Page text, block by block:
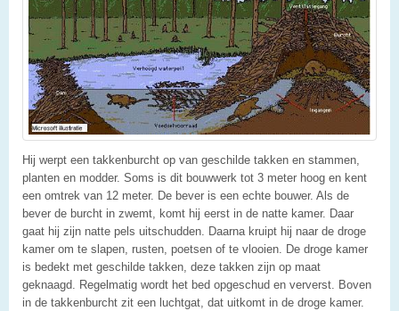
Hij werpt een takkenburcht op van geschilde takken en stammen,
planten en modder. Soms is dit bouwwerk tot 3 meter hoog en kent
een omtrek van 12 meter. De bever is een echte bouwer. Als de
bever de burcht in zwemt, komt hij eerst in de natte kamer. Daar
gaat hij zijn natte pels uitschudden. Daarna kruipt hij naar de droge
kamer om te slapen, rusten, poetsen of te vlooien. De droge kamer
is bedekt met geschilde takken, deze takken zijn op maat
geknaagd. Regelmatig wordt het bed opgeschud en ververst. Boven
in de takkenburcht zit een luchtgat, dat uitkomt in de droge kamer.